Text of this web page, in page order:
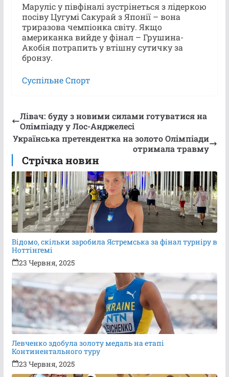
Маруліс у півфіналі зустрінеться з лідеркою
посіву Цугумі Сакурай з Японії – вона
триразова чемпіонка світу. Якщо
американка вийде у фінал – Грушина-
Акобія потрапить у втішну сутичку за
бронзу.
Суспільне Спорт
Лівач: буду з новими силами готуватися на
Олімпіаду у Лос-Анджелесі
Українська претендентка на золото Олімпіади
отримала травму
Стрічка новин
Відомо, скільки заробила Ястремська за фінал турніру в
Ноттінгемі
23 Червня, 2025
Левченко здобула золоту медаль на етапі
Континентального туру
23 Червня, 2025